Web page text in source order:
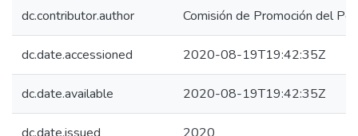
dc.contributor.author Comisión de Promoción del
dc.date.accessioned 2020-08-19T19:42:35Z
dc.date.available 2020-08-19T19:42:35Z